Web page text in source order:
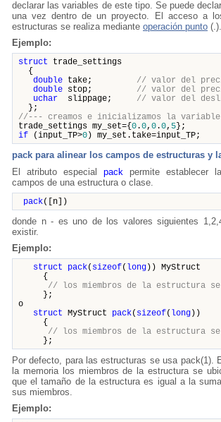
declarar las variables de este tipo. Se puede
una vez dentro de un proyecto. El acceso a
estructuras se realiza mediante operación punto (.).
Ejemplo:
struct trade_settings
{
double take; // valor del
double stop; // valor del
uchar slippage; // valor del
};
//--- creamos e inicializamos la
trade_settings my_set={ 0.0, 0.0, 5 };
if (input_TP>0 ) my_set.take=input_TP;
pack para alinear los campos de estructuras y
El atributo especial pack permite establecer
campos de una estructura o clase.
pack([n])
donde n - es uno de los valores siguientes
existir.
Ejemplo:
struct pack( sizeof( long )) MyStruct
{
// los miembros de la estructura
};
o
struct MyStruct pack( sizeof( long ))
{
// los miembros de la estructura
};
Por defecto, para las estructuras se usa pack(1).
la memoria los miembros de la estructura se
que el tamaño de la estructura es igual a la
sus miembros.
Ejemplo: